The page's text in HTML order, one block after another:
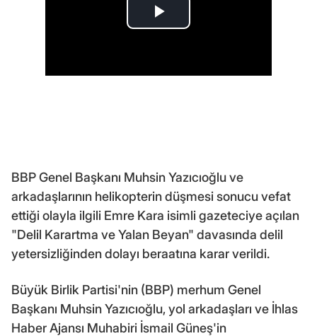
BBP Genel Başkanı Muhsin Yazıcıoğlu ve
arkadaşlarının helikopterin düşmesi sonucu vefat
ettiği olayla ilgili Emre Kara isimli gazeteciye açılan
"Delil Karartma ve Yalan Beyan" davasında delil
yetersizliğinden dolayı beraatına karar verildi.
Büyük Birlik Partisi'nin (BBP) merhum Genel
Başkanı Muhsin Yazıcıoğlu, yol arkadaşları ve İhlas
Haber Ajansı Muhabiri İsmail Güneş'in